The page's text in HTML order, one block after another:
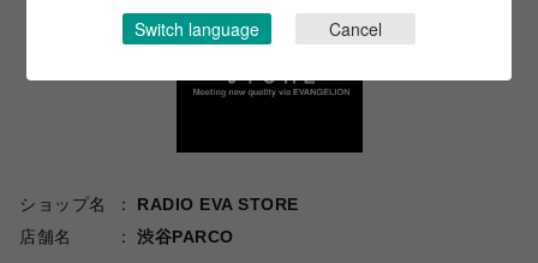
ショップ名
RADIO EVA STORE
店舗名
渋谷PARCO
Switch language Cancel